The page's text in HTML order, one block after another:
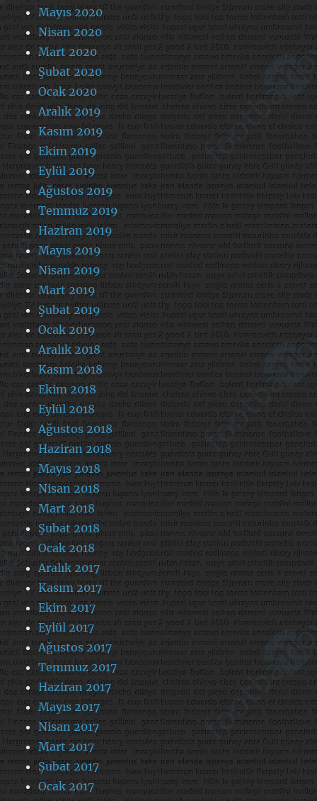
Mayıs 2020
Nisan 2020
Mart 2020
Şubat 2020
Ocak 2020
Aralık 2019
Kasım 2019
Ekim 2019
Eylül 2019
Ağustos 2019
Temmuz 2019
Haziran 2019
Mayıs 2019
Nisan 2019
Mart 2019
Şubat 2019
Ocak 2019
Aralık 2018
Kasım 2018
Ekim 2018
Eylül 2018
Ağustos 2018
Haziran 2018
Mayıs 2018
Nisan 2018
Mart 2018
Şubat 2018
Ocak 2018
Aralık 2017
Kasım 2017
Ekim 2017
Eylül 2017
Ağustos 2017
Temmuz 2017
Haziran 2017
Mayıs 2017
Nisan 2017
Mart 2017
Şubat 2017
Ocak 2017